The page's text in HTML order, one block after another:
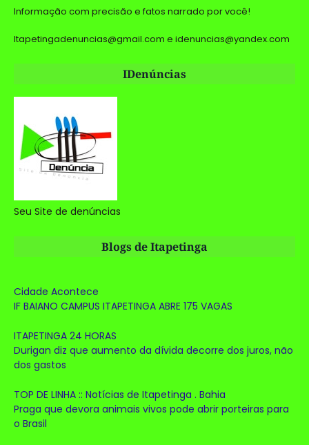
Informação com precisão e fatos narrado por você!
Itapetingadenuncias@gmail.com e idenuncias@yandex.com
IDenúncias
Seu Site de denúncias
Blogs de Itapetinga
Cidade Acontece
IF BAIANO CAMPUS ITAPETINGA ABRE 175 VAGAS
ITAPETINGA 24 HORAS
Durigan diz que aumento da dívida decorre dos juros, não
dos gastos
TOP DE LINHA :: Notícias de Itapetinga . Bahia
Praga que devora animais vivos pode abrir porteiras para
o Brasil